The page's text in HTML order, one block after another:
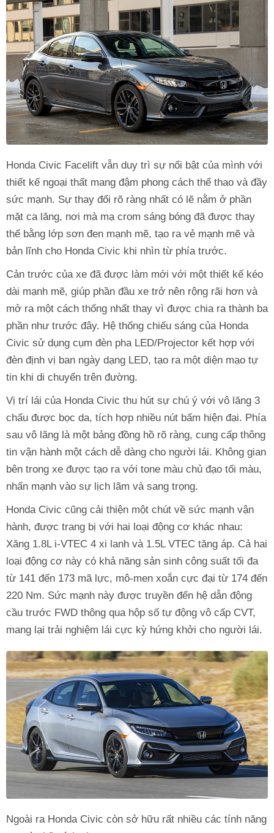
Honda Civic Facelift vẫn duy trì sự nổi bật của mình với
thiết kế ngoại thất mang đậm phong cách thể thao và đầy
sức mạnh. Sự thay đổi rõ ràng nhất có lẽ nằm ở phần
mặt ca lăng, nơi mà mạ crom sáng bóng đã được thay
thế bằng lớp sơn đen mạnh mẽ, tạo ra vẻ mạnh mẽ và
bản lĩnh cho Honda Civic khi nhìn từ phía trước.
Cản trước của xe đã được làm mới với một thiết kế kéo
dài mạnh mẽ, giúp phần đầu xe trở nên rộng rãi hơn và
mở ra một cách thống nhất thay vì được chia ra thành ba
phần như trước đây. Hệ thống chiếu sáng của Honda
Civic sử dụng cụm đèn pha LED/Projector kết hợp với
đèn định vị ban ngày dạng LED, tạo ra một diện mạo tự
tin khi di chuyển trên đường.
Vị trí lái của Honda Civic thu hút sự chú ý với vô lăng 3
chấu được bọc da, tích hợp nhiều nút bấm hiện đại. Phía
sau vô lăng là một bảng đồng hồ rõ ràng, cung cấp thông
tin vận hành một cách dễ dàng cho người lái. Không gian
bên trong xe được tạo ra với tone màu chủ đạo tối màu,
nhấn mạnh vào sự lịch lãm và sang trọng.
Honda Civic cũng cải thiện một chút về sức mạnh vận
hành, được trang bị với hai loại động cơ khác nhau:
Xăng 1.8L i-VTEC 4 xi lanh và 1.5L VTEC tăng áp. Cả hai
loại động cơ này có khả năng sản sinh công suất tối đa
từ 141 đến 173 mã lực, mô-men xoắn cực đại từ 174 đến
220 Nm. Sức mạnh này được truyền đến hệ dẫn động
cầu trước FWD thông qua hộp số tự động vô cấp CVT,
mang lại trải nghiệm lái cực kỳ hứng khởi cho người lái.
Ngoài ra Honda Civic còn sở hữu rất nhiều các tính năng